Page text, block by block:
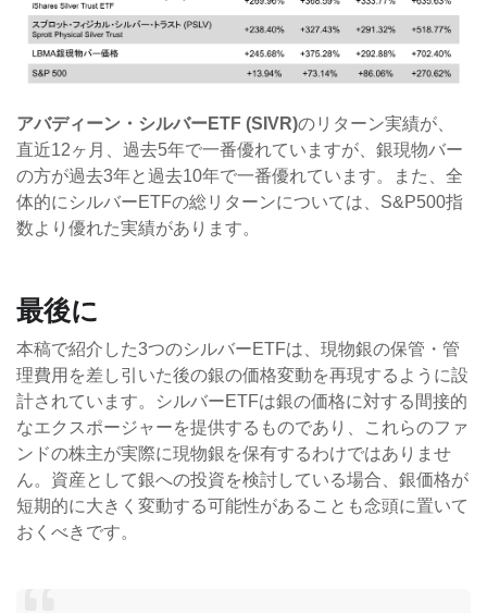
アバディーン・シルバーETF (SIVR)のリターン実績が、
直近12ヶ月、過去5年で一番優れていますが、銀現物バー
の方が過去3年と過去10年で一番優れています。また、全
体的にシルバーETFの総リターンについては、S&P500指
数より優れた実績があります。
最後に
本稿で紹介した3つのシルバーETFは、現物銀の保管・管
理費用を差し引いた後の銀の価格変動を再現するように設
計されています。シルバーETFは銀の価格に対する間接的
なエクスポージャーを提供するものであり、これらのファ
ンドの株主が実際に現物銀を保有するわけではありませ
ん。資産として銀への投資を検討している場合、銀価格が
短期的に大きく変動する可能性があることも念頭に置いて
おくべきです。